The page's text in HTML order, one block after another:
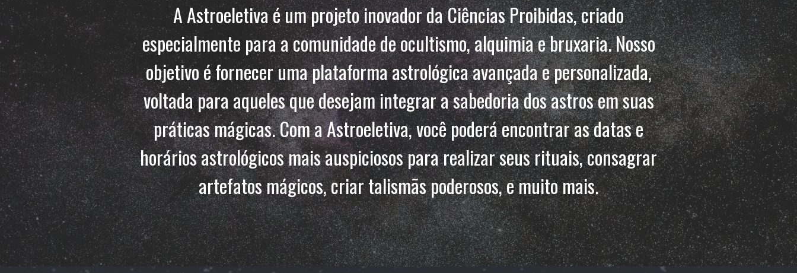
A Astroeletiva é um projeto inovador da Ciências Proibidas, criado
especialmente para a comunidade de ocultismo, alquimia e bruxaria. Nosso
objetivo é fornecer uma plataforma astrológica avançada e personalizada,
voltada para aqueles que desejam integrar a sabedoria dos astros em suas
práticas mágicas. Com a Astroeletiva, você poderá encontrar as datas e
horários astrológicos mais auspiciosos para realizar seus rituais, consagrar
artefatos mágicos, criar talismãs poderosos, e muito mais.